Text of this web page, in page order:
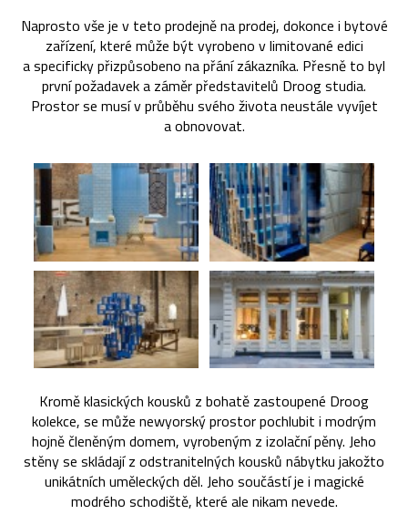
Naprosto vše je v teto prodejně na prodej, dokonce i bytové
zařízení, které může být vyrobeno v limitované edici
a specificky přizpůsobeno na přání zákazníka. Přesně to byl
první požadavek a záměr představitelů Droog studia.
Prostor se musí v průběhu svého života neustále vyvíjet
a obnovovat.
Kromě klasických kousků z bohatě zastoupené Droog
kolekce, se může newyorský prostor pochlubit i modrým
hojně členěným domem, vyrobeným z izolační pěny. Jeho
stěny se skládají z odstranitelných kousků nábytku jakožto
unikátních uměleckých děl. Jeho součástí je i magické
modrého schodiště, které ale nikam nevede.